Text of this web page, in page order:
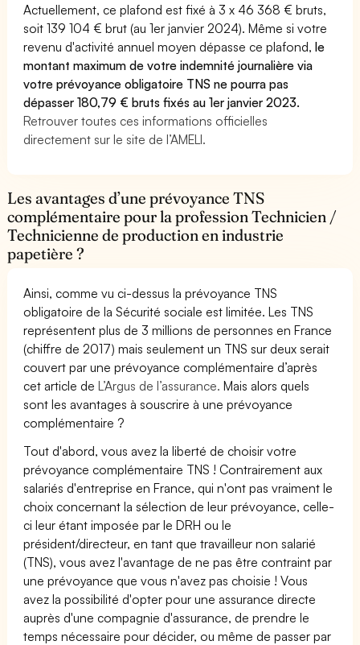
Actuellement, ce plafond est fixé à 3 x 46 368 € bruts,
soit 139 104 € brut (au 1er janvier 2024). Même si votre
revenu d'activité annuel moyen dépasse ce plafond,le
montant maximum de votre indemnité journalière via
votre prévoyance obligatoire TNS ne pourra pas
dépasser 180,79 € bruts fixés au 1er janvier 2023.
Retrouver toutes ces informations officielles
directement sur le site de l’AMELI.
Les avantages d’une prévoyance TNS
complémentaire pour la profession Technicien /
Technicienne de production en industrie
papetière ?
Ainsi, comme vu ci-dessus la prévoyance TNS
obligatoire de la Sécurité sociale est limitée. Les TNS
représentent plus de 3 millions de personnes en France
(chiffre de 2017) mais seulement un TNS sur deux serait
couvert par une prévoyance complémentaire d’après
cet article deL’Argus de l’assurance. Mais alors quels
sont les avantages à souscrire à une prévoyance
complémentaire ?
Tout d'abord, vous avez la liberté de choisir votre
prévoyance complémentaire TNS ! Contrairement aux
salariés d'entreprise en France, qui n'ont pas vraiment le
choix concernant la sélection de leur prévoyance, celle-
ci leur étant imposée par le DRH ou le
président/directeur, en tant que travailleur non salarié
(TNS), vous avez l'avantage de ne pas être contraint par
une prévoyance que vous n'avez pas choisie ! Vous
avez la possibilité d'opter pour une assurance directe
auprès d'une compagnie d'assurance, de prendre le
temps nécessaire pour décider, ou même de passer par